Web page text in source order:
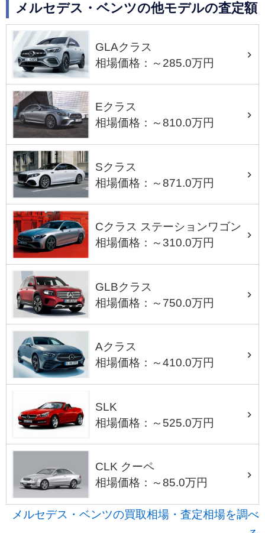
メルセデス・ベンツの他モデルの査定額
GLAクラス
相場価格：～285.0万円
Eクラス
相場価格：～810.0万円
Sクラス
相場価格：～871.0万円
Cクラス ステーションワゴン
相場価格：～310.0万円
GLBクラス
相場価格：～750.0万円
Aクラス
相場価格：～410.0万円
SLK
相場価格：～525.0万円
CLK クーペ
相場価格：～85.0万円
メルセデス・ベンツの買取相場・査定相場を調べ